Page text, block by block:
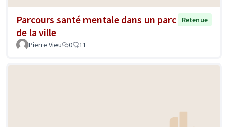
Parcours santé mentale dans un parc
de la ville
Retenue
Pierre Vieu 0 11